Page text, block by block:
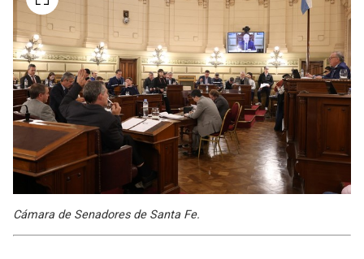
Cámara de Senadores de Santa Fe.